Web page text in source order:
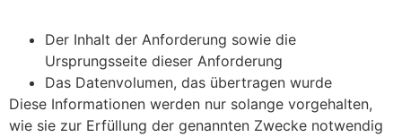
Der Inhalt der Anforderung sowie die
Ursprungsseite dieser Anforderung
Das Datenvolumen, das übertragen wurde
Diese Informationen werden nur solange vorgehalten,
wie sie zur Erfüllung der genannten Zwecke notwendig